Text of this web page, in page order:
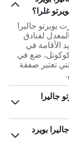
بويرتو جاليرا
أرخص بنسبة 25% عن المعدل لفنادق
الأقامة في
كوكوتل، ضع في
الليلة ، والتي تعتبر صفقة
جاليرا
بويرد